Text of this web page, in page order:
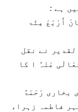
أَرْبَعَ مِئَۃ
نے نقل
عَنْہُ ا کا
بخاری رَحْمَۃُ
فاطمہ زہراء